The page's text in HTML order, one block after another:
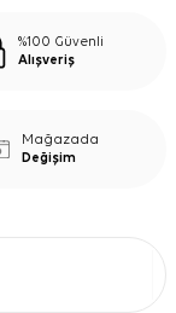
%100 Güvenli
Alışveriş
Mağazada
Değişim